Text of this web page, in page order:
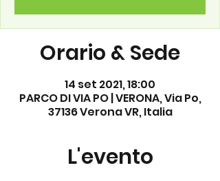
Orario & Sede
14 set 2021, 18:00
PARCO DI VIA PO | VERONA, Via Po,
37136 Verona VR, Italia
L'evento